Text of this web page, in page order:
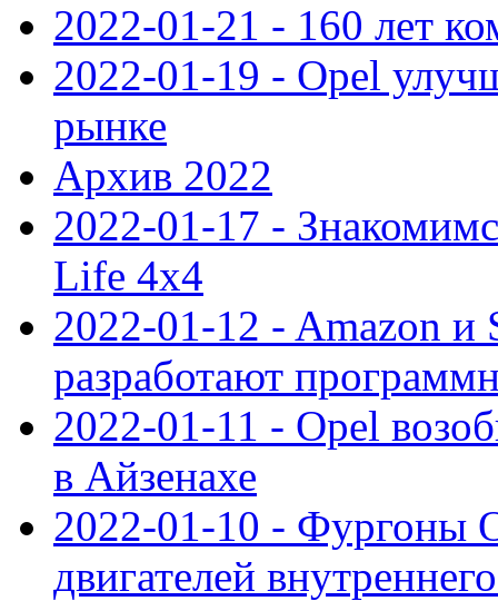
2022-01-21 - 160 лет
2022-01-19 - Opel
рынке
Архив 2022
2022-01-17 -
Life 4x4
2022-01-12 - Amazon и
разработают
2022-01-11 - Opel
в Айзенахе
2022-01-10 - Фургоны
двигателей